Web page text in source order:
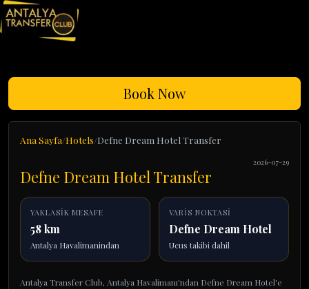
Book Now
Ana Sayfa Hotels Defne Dream Hotel Transfer
2026-07-29
Defne Dream Hotel Transfer
YAKLASIK MESAFE
58 km
Antalya Havalimanindan
VARIS NOKTASI
Defne Dream Hotel
Ucus takibi dahil
Antalya Transfer Club, Antalya Havalimanı'ndan Defne Dream Hotel'e